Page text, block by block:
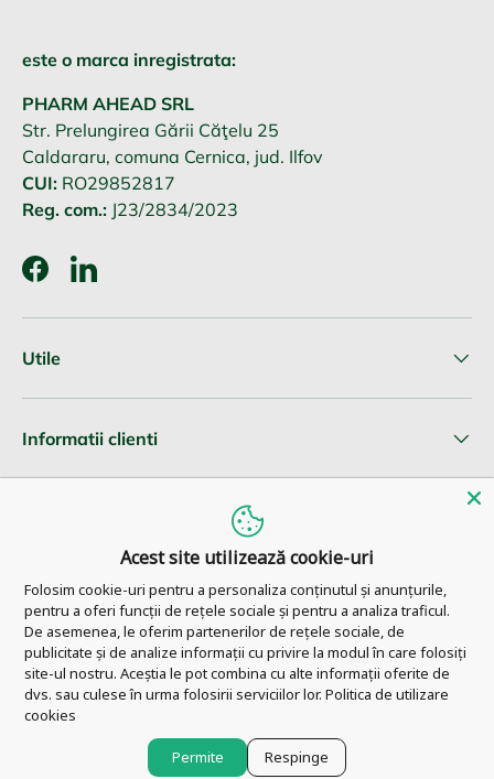
este o marca inregistrata:
PHARM AHEAD SRL
Str. Prelungirea Gării Căţelu 25
Caldararu, comuna Cernica, jud. Ilfov
CUI: RO29852817
Reg. com.: J23/2834/2023
FacebookLinkedIn
Utile
Informatii clienti
© 2026 Pharm Ahead.
Acest site utilizează cookie-uri
Folosim cookie-uri pentru a personaliza conținutul și anunțurile,
pentru a oferi funcții de rețele sociale și pentru a analiza traficul.
De asemenea, le oferim partenerilor de rețele sociale, de
publicitate și de analize informații cu privire la modul în care folosiți
site-ul nostru. Aceștia le pot combina cu alte informații oferite de
dvs. sau culese în urma folosirii serviciilor lor. Politica de utilizare
cookies
Permite Respinge